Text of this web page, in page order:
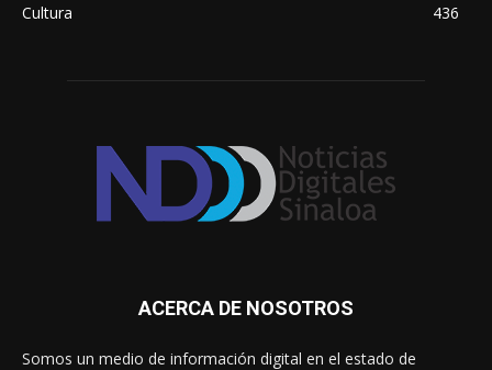
Cultura
436
ACERCA DE NOSOTROS
Somos un medio de información digital en el estado de